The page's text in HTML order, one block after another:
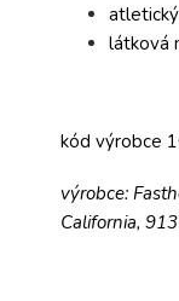
látková
kód výrobce
výrobce:
California,